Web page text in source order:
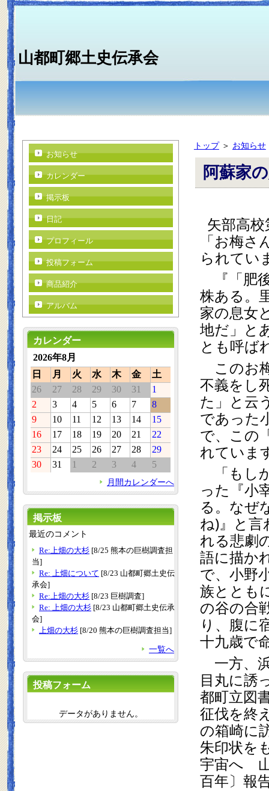
山都町郷土史伝承会
トップ＞ お知らせ
阿蘇家
「お梅
られてい
『「肥
株ある。
家の息女
地だ」と
とも呼ば
このお
不義をし
た」と云
であった
で、この
れていま
「もし
った『小
る。なぜ
ね)』と言
れる悲劇
語に描か
で、小野
族ととも
の谷の合
り、腹に
十九歳で
一方、
目丸に誘
都町立図
征伐を終
の箱崎に
朱印状を
宇宙へ　
百年〕報
お知らせ
カレンダー
掲示板
日記
プロフィール
投稿フォーム
商品紹介
アルバム
カレンダー
2026年8月
日
月 火 水 木 金
土
26
27 28 29 30 31
1
2
3 4 5 6 7
8
9
10 11 12 13 14
15
16
17 18 19 20 21
22
23
24 25 26 27 28
29
30
31 1 2 3 4 5
月間カレンダーへ
掲示板
最近のコメント
Re:上畑の大杉 [8/25 熊本の巨樹調査担
当]
Re: 上畑について [8/23 山都町郷土史伝
承会]
Re:上畑の大杉 [8/23 巨樹調査]
Re: 上畑の大杉 [8/23 山都町郷土史伝承
会]
上畑の大杉 [8/20 熊本の巨樹調査担当]
一覧へ
投稿フォーム
データがありません。